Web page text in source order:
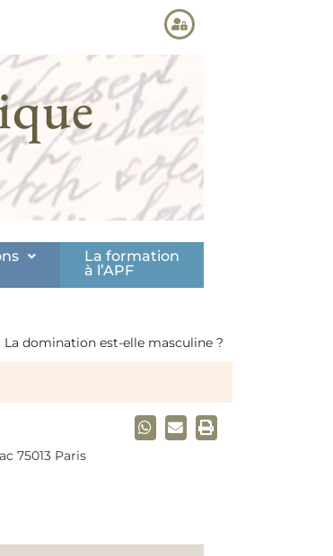
La formation
à l’APF
La domination est-elle masculine ?
75013 Paris